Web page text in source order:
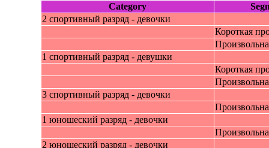
Category
2 cпортивный разряд - девочки
Короткая
1 cпортивный разряд - девушки
Короткая
3 cпортивный разряд - девочки
1 юношеский pазряд - девочки
2 юношеский pазряд - девочки